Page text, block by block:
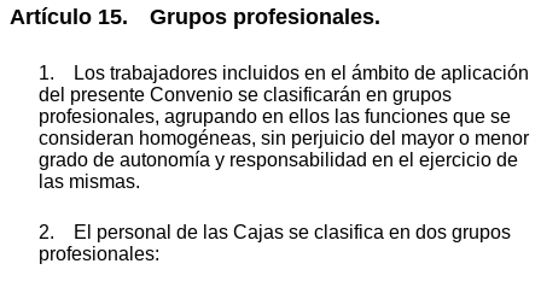
Artículo 15. Grupos profesionales.
1. Los trabajadores incluidos en el ámbito de aplicación
del presente Convenio se clasificarán en grupos
profesionales, agrupando en ellos las funciones que se
consideran homogéneas, sin perjuicio del mayor o menor
grado de autonomía y responsabilidad en el ejercicio de
las mismas.
2. El personal de las Cajas se clasifica en dos grupos
profesionales: